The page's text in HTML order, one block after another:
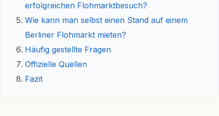
erfolgreichen Flohmarktbesuch?
Wie kann man selbst einen Stand auf einem
Berliner Flohmarkt mieten?
Häufig gestellte Fragen
Offizielle Quellen
Fazit